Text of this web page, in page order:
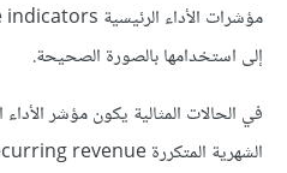
إلى استخدامها بالصورة الصحيحة.
في الحالات المثالية يكون مؤشر